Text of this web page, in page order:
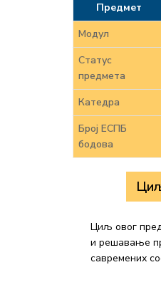
Предмет
Модул
Статус
предмета
Катедра
Број ЕСПБ
бодова
Циљ овог
и решавање
савремених